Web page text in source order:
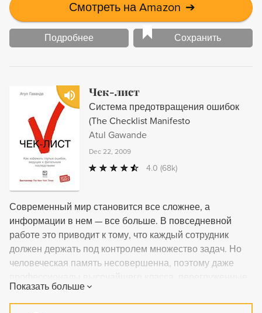
Смотреть на Amazon ➔
Подробнее Сохранить
Чек-лист
Система предотвращения ошибок
(The Checklist Manifesto
Atul Gawande
Dec 22, 2009
4.0 (68k)
Современный мир становится все сложнее, а
информации в нем — все больше. В повседневной
работе это приводит к тому, что каждый сотрудник
должен держать под контролем множество задач. Но
человеческая память несовершенна, поэтому даже
работой, допускают ошибки, которые оборачиваются
катастрофическими проблемами. Автор предлагает
Показать больше